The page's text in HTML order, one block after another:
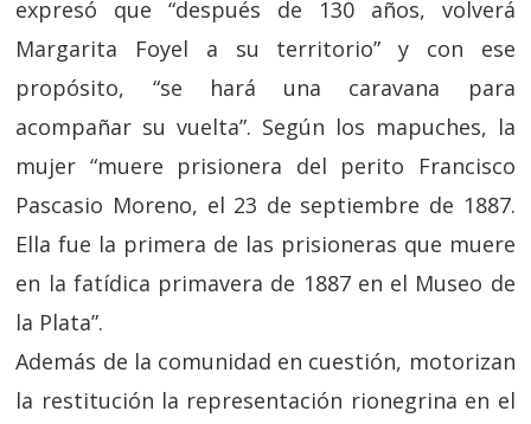
expresó que “después de 130 años, volverá
Margarita Foyel a su territorio” y con ese
propósito, “se hará una caravana para
acompañar su vuelta”. Según los mapuches, la
mujer “muere prisionera del perito Francisco
Pascasio Moreno, el 23 de septiembre de 1887.
Ella fue la primera de las prisioneras que muere
en la fatídica primavera de 1887 en el Museo de
la Plata”.
Además de la comunidad en cuestión, motorizan
la restitución la representación rionegrina en el